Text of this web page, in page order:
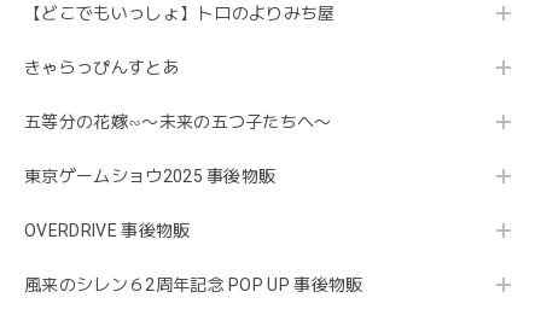
【どこでもいっしょ】トロのよりみち屋
きゃらっぴんすとあ
五等分の花嫁∽〜未来の五つ子たちへ〜
東京ゲームショウ2025 事後物販
OVERDRIVE 事後物販
風来のシレン６2周年記念 POP UP 事後物販